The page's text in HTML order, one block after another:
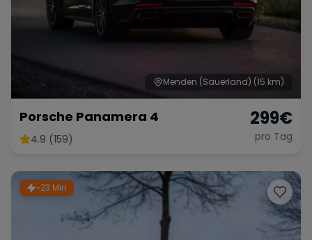
Menden (Sauerland) (15 km)
Porsche Panamera 4
4.9 (159)
299€
pro Tag
~23 Min